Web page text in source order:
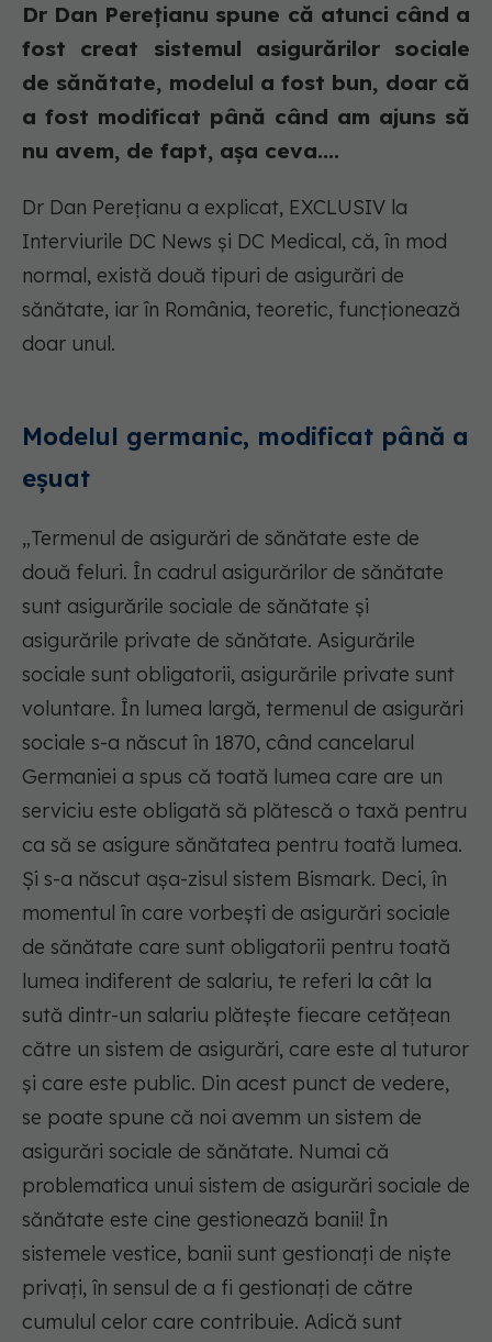
Dr Dan Perețianu spune că atunci când a
fost creat sistemul asigurărilor sociale
de sănătate, modelul a fost bun, doar că
a fost modificat până când am ajuns să
nu avem, de fapt, așa ceva....
Dr Dan Perețianu a explicat, EXCLUSIV la
Interviurile DC News și DC Medical, că, în mod
normal, există două tipuri de asigurări de
sănătate, iar în România, teoretic, funcționează
doar unul.
Modelul germanic, modificat până a
eșuat
„Termenul de asigurări de sănătate este de
două feluri. În cadrul asigurărilor de sănătate
sunt asigurările sociale de sănătate și
asigurările private de sănătate. Asigurările
sociale sunt obligatorii, asigurările private sunt
voluntare. În lumea largă, termenul de asigurări
sociale s-a născut în 1870, când cancelarul
Germaniei a spus că toată lumea care are un
serviciu este obligată să plătescă o taxă pentru
ca să se asigure sănătatea pentru toată lumea.
Și s-a născut așa-zisul sistem Bismark. Deci, în
momentul în care vorbești de asigurări sociale
de sănătate care sunt obligatorii pentru toată
lumea indiferent de salariu, te referi la cât la
sută dintr-un salariu plătește fiecare cetățean
către un sistem de asigurări, care este al tuturor
și care este public. Din acest punct de vedere,
se poate spune că noi avemm un sistem de
asigurări sociale de sănătate. Numai că
problematica unui sistem de asigurări sociale de
sănătate este cine gestionează banii! În
sistemele vestice, banii sunt gestionați de niște
privați, în sensul de a fi gestionați de către
cumulul celor care contribuie. Adică sunt